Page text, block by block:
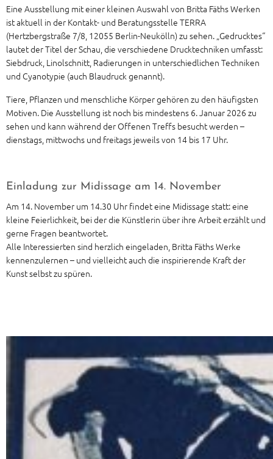
Eine Ausstellung mit einer kleinen Auswahl von Britta Fäths Werken
ist aktuell in der Kontakt- und Beratungsstelle TERRA
(Hertzbergstraße 7/8, 12055 Berlin-Neukölln) zu sehen. „Gedrucktes“
lautet der Titel der Schau, die verschiedene Drucktechniken umfasst:
Siebdruck, Linolschnitt, Radierungen in unterschiedlichen Techniken
und Cyanotypie (auch Blaudruck genannt).
Tiere, Pflanzen und menschliche Körper gehören zu den häufigsten
Motiven. Die Ausstellung ist noch bis mindestens 6. Januar 2026 zu
sehen und kann während der Offenen Treffs besucht werden –
dienstags, mittwochs und freitags jeweils von 14 bis 17 Uhr.
Einladung zur Midissage am 14. November
Am 14. November um 14.30 Uhr findet eine Midissage statt: eine
kleine Feierlichkeit, bei der die Künstlerin über ihre Arbeit erzählt und
gerne Fragen beantwortet.
Alle Interessierten sind herzlich eingeladen, Britta Fäths Werke
kennenzulernen – und vielleicht auch die inspirierende Kraft der
Kunst selbst zu spüren.